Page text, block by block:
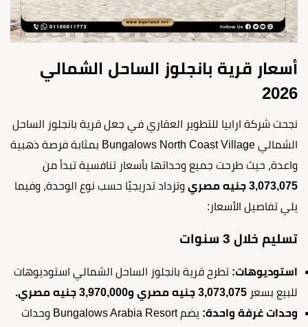
أسعار قرية بانجلوز الساحل الشمالي
2026
نجحت شركة ارابيا للتطوير العقاري في جعل قرية بانجلوز الساحل
الشمالي Bungalows North Coast Village بمثابة فرصة ذهبية
واعدة، حيث طرحت جميع وحداتها بأسعار تنافسية تبدأ من
3,073,075 جنيه مصري
وتزداد تدريجيًا حسب نوع الوحدة، وفيما
يلي تفاصيل الأسعار:
تسليم خلال 3 سنوات
استوديوهات: تطرح قرية بانجلوز الساحل الشمالي استوديوهات
للبيع بسعر 3,073,075 جنيه مصري و3,970,000 جنيه مصري.
وحدات غرفة واحدة:
يضم Bungalows Arabia Resort وحدات